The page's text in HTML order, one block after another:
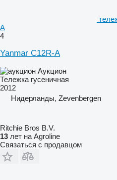
A
4
Yanmar C12R-A
Аукцион
Тележка гусеничная
2012
Нидерланды, Zevenbergen
Ritchie Bros B.V.
13 лет на Agroline
Связаться с продавцом